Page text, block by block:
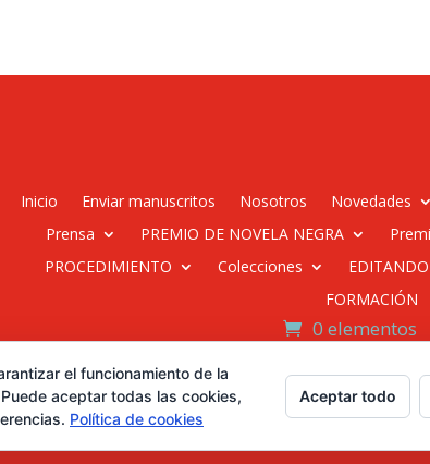
Inicio Enviar manuscritos Nosotros Novedades
Prensa
PREMIO DE NOVELA NEGRA
PROCEDIMIENTO
Colecciones EDITANDO
FORMACIÓN
0 elementos
Desarrollado por Diseñador web
el funcionamiento de la
aceptar todas las cookies,
Política de cookies
Aceptar todo